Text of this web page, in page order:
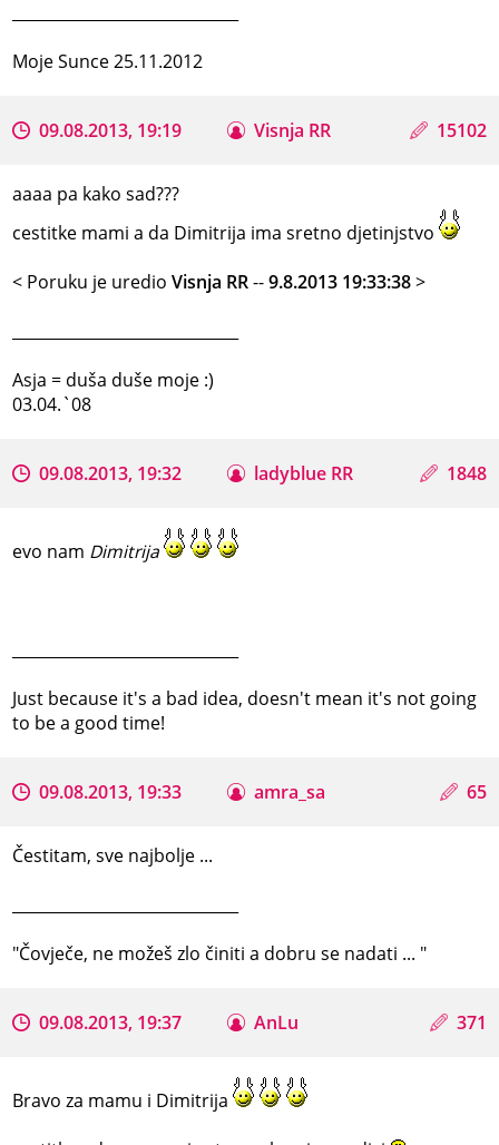
Moje Sunce 25.11.2012
09.08.2013, 19:19 Visnja RR 15102
aaaa pa kako sad???
cestitke mami a da Dimitrija ima sretno djetinjstvo
< Poruku je uredioVisnja RR--9.8.2013 19:33:38>
Asja = duša duše moje :)
03.04.`08
09.08.2013, 19:32 ladyblue RR 1848
evo nam Dimitrija
Just because it's a bad idea, doesn't mean it's not going
to be a good time!
09.08.2013, 19:33 amra_sa 65
Čestitam, sve najbolje ...
"Čovječe, ne možeš zlo činiti a dobru se nadati ... "
09.08.2013, 19:37 AnLu 371
Bravo za mamu i Dimitrija